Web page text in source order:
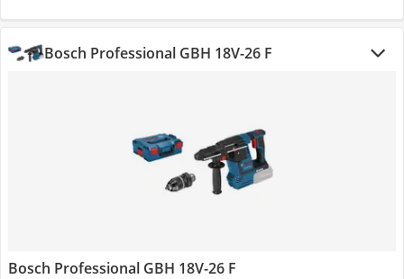
Bosch Professional GBH 18V-26 F
Bosch Professional GBH 18V-26 F